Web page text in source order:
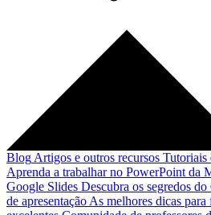
Blog Artigos e outros recursos Tutoriais
Aprenda a trabalhar no PowerPoint da
Google Slides Descubra os segredos
de apresentação As melhores dicas para